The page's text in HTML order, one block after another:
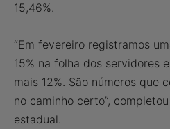
15,46%.
“Em fevereiro registramos
15% na folha dos servidores
mais 12%. São números que
no caminho certo”,
estadual.